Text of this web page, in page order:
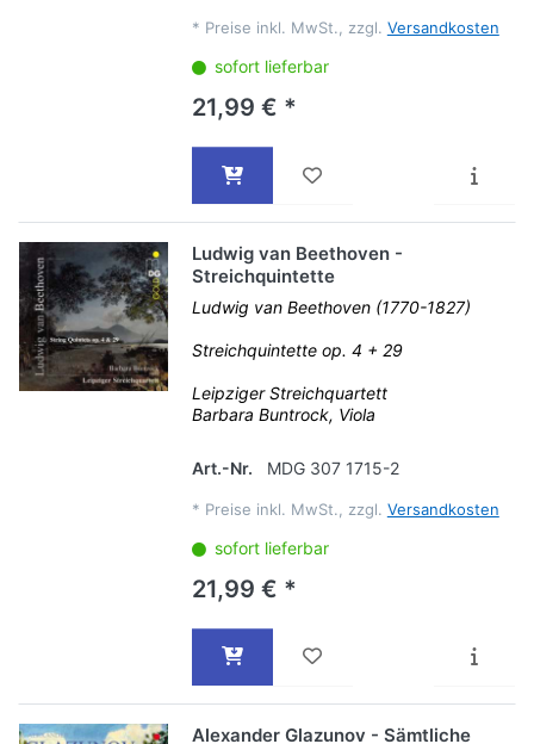
* Preise inkl. MwSt., zzgl. Versandkosten
sofort lieferbar
21,99 € *
Ludwig van Beethoven -
Streichquintette
Ludwig van Beethoven (1770-1827)
Streichquintette op. 4 + 29
Leipziger Streichquartett
Barbara Buntrock, Viola
Art.-Nr. MDG 307 1715-2
* Preise inkl. MwSt., zzgl. Versandkosten
sofort lieferbar
21,99 € *
Alexander Glazunov - Sämtliche